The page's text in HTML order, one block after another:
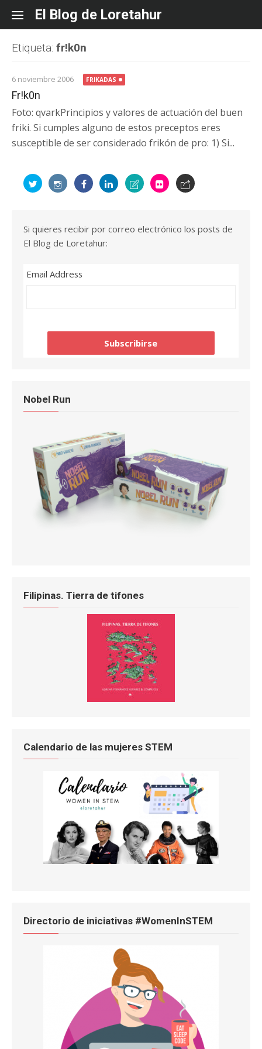
content
El Blog de Loretahur
Etiqueta: fr!k0n
6 noviembre 2006 FRIKADAS
Fr!k0n
Foto: qvarkPrincipios y valores de actuación del buen
friki. Si cumples alguno de estos preceptos eres
susceptible de ser considerado frikón de pro: 1) Si...
Si quieres recibir por correo electrónico los posts de
El Blog de Loretahur:
Email Address
Nobel Run
Filipinas. Tierra de tifones
Calendario de las mujeres STEM
Directorio de iniciativas #WomenInSTEM